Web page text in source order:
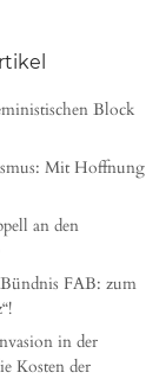
Block
Mit Hoffnung
an den
FAB: zum
in der
Kosten der